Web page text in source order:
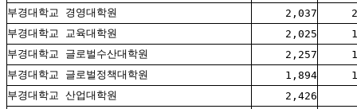
부경대학교 경영대학원
2,037
부경대학교 교육대학원
2,025
부경대학교 글로벌수산대학원
2,257
부경대학교 글로벌정책대학원
1,894
부경대학교 산업대학원
2,426